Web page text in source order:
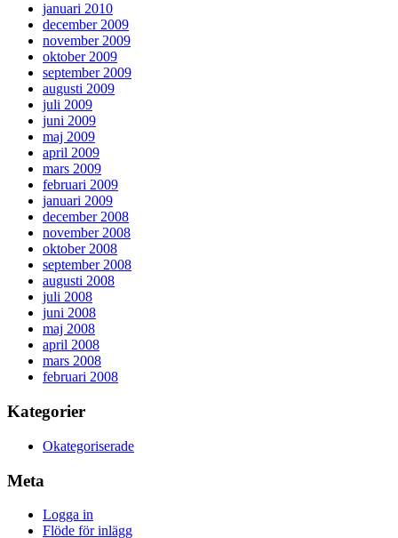
januari 2010
december 2009
november 2009
oktober 2009
september 2009
augusti 2009
juli 2009
juni 2009
maj 2009
april 2009
mars 2009
februari 2009
januari 2009
december 2008
november 2008
oktober 2008
september 2008
augusti 2008
juli 2008
juni 2008
maj 2008
april 2008
mars 2008
februari 2008
Kategorier
Okategoriserade
Meta
Logga in
Flöde för inlägg